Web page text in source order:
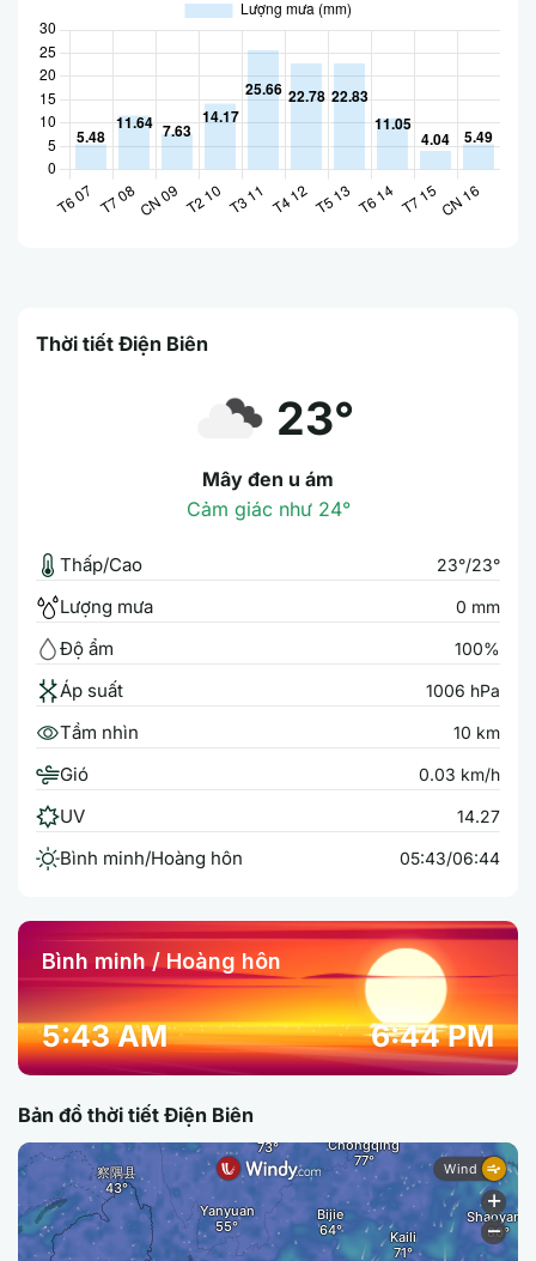
Thời tiết Điện Biên
23°
Mây đen u ám
Cảm giác như 24°
Thấp/Cao 23°/23°
Lượng mưa 0 mm
Độ ẩm 100%
Áp suất 1006 hPa
Tầm nhìn 10 km
Gió 0.03 km/h
UV 14.27
Bình minh/Hoàng hôn 05:43/06:44
Bình minh / Hoàng hôn
5:43 AM 6:44 PM
Bản đồ thời tiết Điện Biên